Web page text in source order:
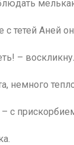
тетей Аней
–
немного
с